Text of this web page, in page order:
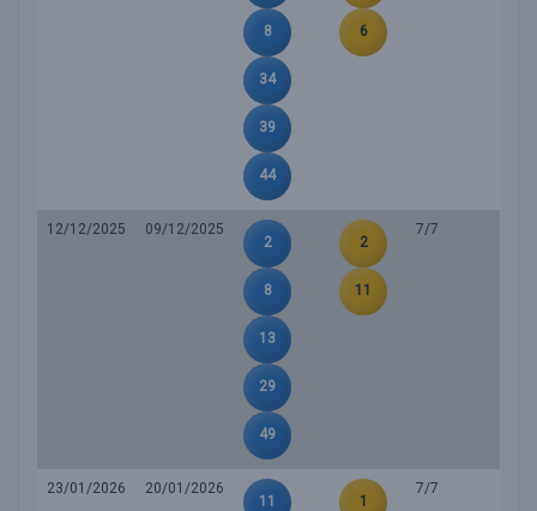
8
34
39
44
6
12/12/2025
09/12/2025
2
8
13
29
49
2
11
7/7
23/01/2026
20/01/2026
11
1
7/7